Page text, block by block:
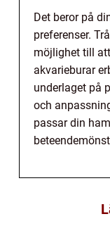
Det beror på
preferenser.
möjlighet till
akvarieburar
underlaget på
och
passar din